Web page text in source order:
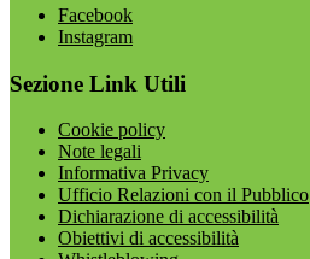
Facebook
Instagram
Sezione Link Utili
Cookie policy
Note legali
Informativa Privacy
Ufficio Relazioni con il Pubblico
Dichiarazione di accessibilità
Obiettivi di accessibilità